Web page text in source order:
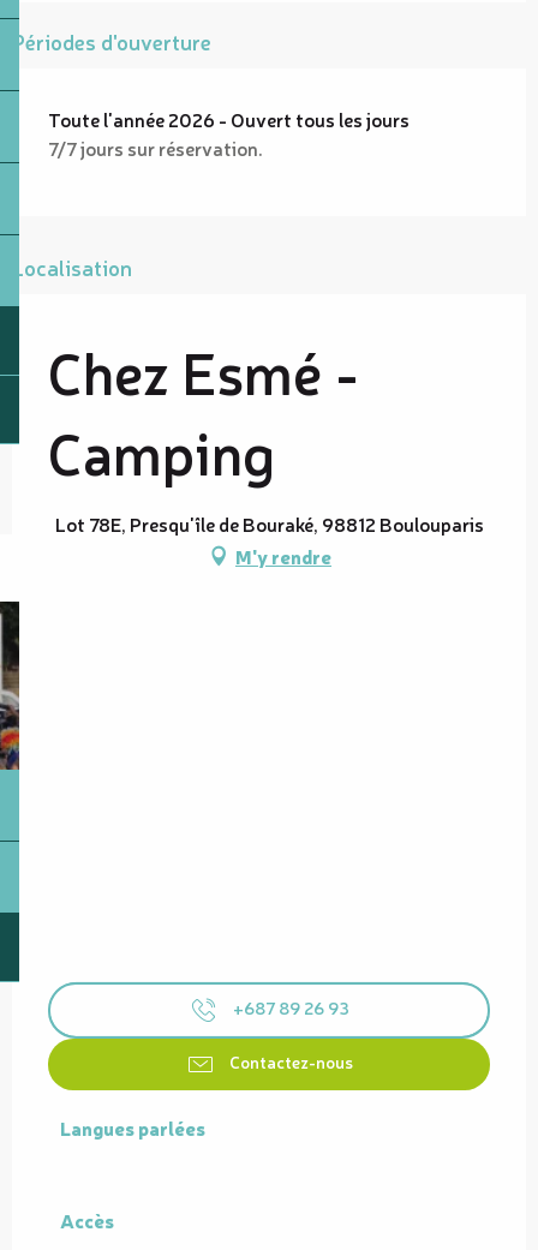
Périodes d'ouverture
Toute l'année 2026 - Ouvert tous les jours
7/7 jours sur réservation.
Localisation
Chez Esmé -
Camping
Lot 78E, Presqu'île de Bouraké, 98812 Boulouparis
M'y rendre
+687 89 26 93
Contactez-nous
Langues parlées
Langues parlées
Accès
Accès